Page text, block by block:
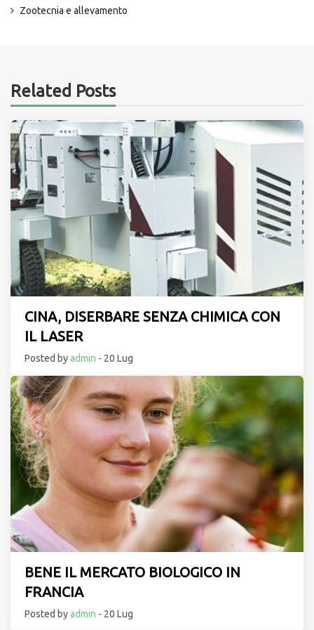
Zootecnia e allevamento
Related Posts
CINA, DISERBARE SENZA CHIMICA CON
IL LASER
Posted byadmin - 20 Lug
BENE IL MERCATO BIOLOGICO IN
FRANCIA
Posted byadmin - 20 Lug